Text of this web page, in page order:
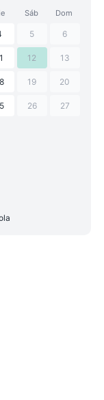
Sáb Dom
5 6
12 13
19 20
26 27